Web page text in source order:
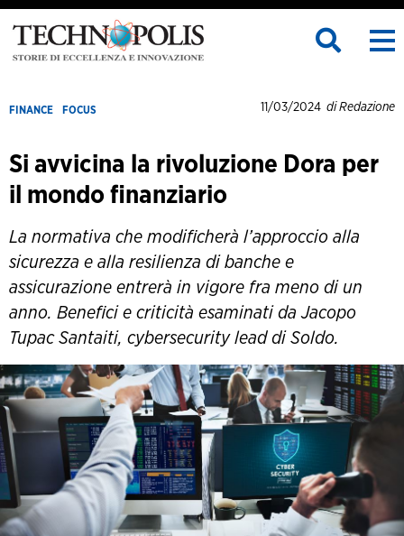
FINANCE FOCUS 11/03/2024 di Redazione
Si avvicina la rivoluzione Dora per
il mondo finanziario
La normativa che modificherà l’approccio alla
sicurezza e alla resilienza di banche e
assicurazione entrerà in vigore fra meno di un
anno. Benefici e criticità esaminati da Jacopo
Tupac Santaiti, cybersecurity lead di Soldo.